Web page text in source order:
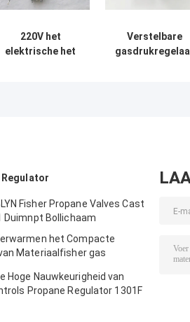
220V het
elektrische het
Verstelbare
Regulator
Fisher Propane Valves Cast
Duimnpt Bollichaam
het Compacte
Materiaalfisher gas
Hoge Nauwkeurigheid van
Propane Regulator 1301F